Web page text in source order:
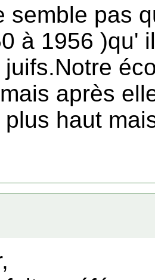
semble pas
à 1956 )qu'
après
haut